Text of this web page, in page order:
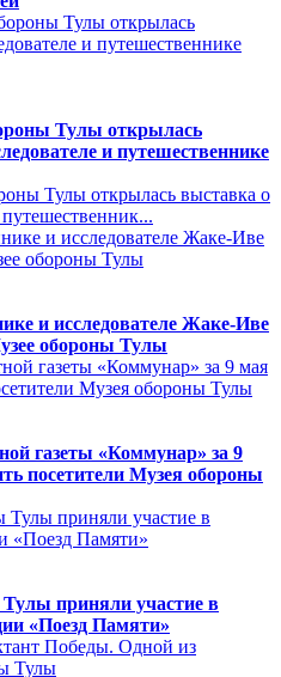
Тулы открылась
и путешественнике
Тулы открылась выставка о
и исследователе Жаке-Иве
обороны Тулы
газеты «Коммунар» за 9
посетители Музея обороны
приняли участие в
«Поезд Памяти»